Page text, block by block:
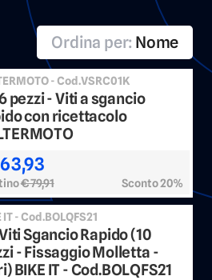
Ordina per: Nome
- Cod.VSRC01K
pezzi - Viti a sgancio
con ricettacolo
€ 79,91 Sconto 20%
IT - Cod.BOLQFS21
Sgancio Rapido (10
- Fissaggio Molletta -
BIKE IT - Cod.BOLQFS21